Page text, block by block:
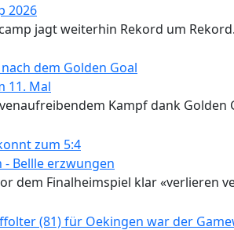
2026
jagt weiterhin Rekord um Rekord.
11. Mal
Kampf dank Golden
- Bellle erzwungen
dem Finalheimspiel klar «verlieren